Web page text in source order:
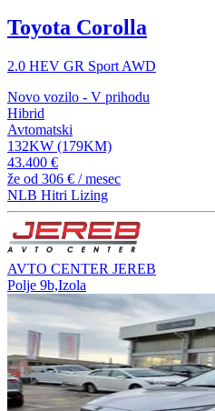
Toyota Corolla
2.0 HEV GR Sport AWD
Novo vozilo - V prihodu
Hibrid
Avtomatski
132KW (179KM)
43.400 €
že od 306 € / mesec
NLB Hitri Lizing
AVTO CENTER JEREB
Polje 9b,Izola